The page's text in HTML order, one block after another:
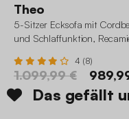
Theo
5-Sitzer Ecksofa mit
und Schlaffunktion,
4 (8)
1.099,99 €
Das gefällt